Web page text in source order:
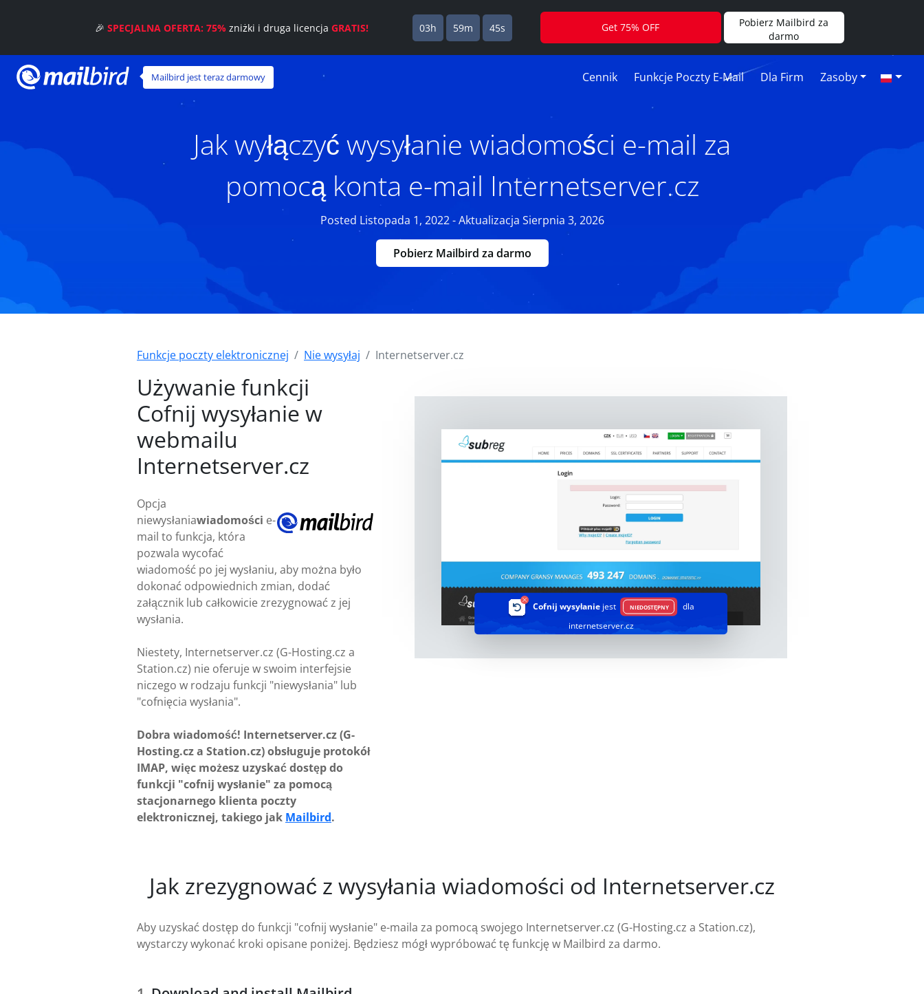
Mailbird jest teraz darmowy Cennik Funkcje Poczty E-Mail Dla Firm Zasoby
Jak wyłączyć wysyłanie wiadomości e-mail za
pomocą konta e-mail Internetserver.cz
Posted Listopada 1, 2022 - Aktualizacja Sierpnia 3, 2026
Pobierz Mailbird za darmo
Funkcje poczty elektronicznej Nie wysyłaj Internetserver.cz
Używanie funkcji
Cofnij wysyłanie w
webmailu
Internetserver.cz
Opcja
niewysłaniawiadomości e-
mail to funkcja, która
pozwala wycofać
wiadomość po jej wysłaniu, aby można było
dokonać odpowiednich zmian, dodać
załącznik lub całkowicie zrezygnować z jej
wysłania.
Niestety, Internetserver.cz (G-Hosting.cz a
Station.cz) nie oferuje w swoim interfejsie
niczego w rodzaju funkcji "niewysłania" lub
"cofnięcia wysłania".
Dobra wiadomość! Internetserver.cz (G-
Hosting.cz a Station.cz) obsługuje protokół
IMAP, więc możesz uzyskać dostęp do
funkcji "cofnij wysłanie" za pomocą
stacjonarnego klienta poczty
elektronicznej, takiego jak Mailbird.
Cofnij wysyłaniejest NIEDOSTĘPNY
dla
internetserver.cz
Jak zrezygnować z wysyłania wiadomości od Internetserver.cz
Aby uzyskać dostęp do funkcji "cofnij wysłanie" e-maila za pomocą swojego Internetserver.cz (G-Hosting.cz a Station.cz),
wystarczy wykonać kroki opisane poniżej. Będziesz mógł wypróbować tę funkcję w Mailbird za darmo.
🎉SPECJALNA OFERTA: 75% zniżki i druga licencjaGRATIS! 03h 59m 44s Get 75% OFF
Pobierz Mailbird za
darmo